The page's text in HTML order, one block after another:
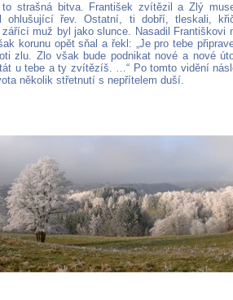
strašná bitva. František zvítězil a Zlý
ohlušující řev. Ostatní, ti dobří, tleskali,
muž byl jako slunce. Nasadil Františkovi
korunu opět sňal a řekl: „Je pro tebe
zlu. Zlo však bude podnikat nové a nové
u tebe a ty zvítězíš. …“ Po tomto vidění
několik střetnutí s nepřítelem duší.